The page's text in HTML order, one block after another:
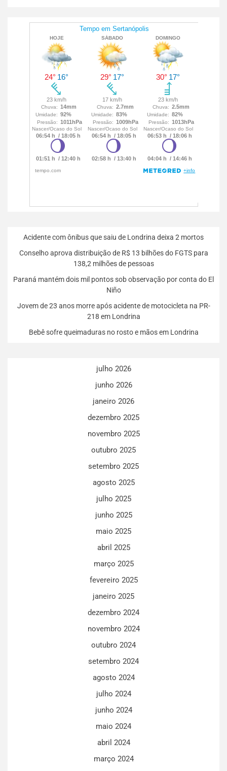
Acidente com ônibus que saiu de Londrina deixa 2 mortos
Conselho aprova distribuição de R$ 13 bilhões do FGTS para
138,2 milhões de pessoas
Paraná mantém dois mil pontos sob observação por conta do El
Niño
Jovem de 23 anos morre após acidente de motocicleta na PR-
218 em Londrina
Bebê sofre queimaduras no rosto e mãos em Londrina
julho 2026
junho 2026
janeiro 2026
dezembro 2025
novembro 2025
outubro 2025
setembro 2025
agosto 2025
julho 2025
junho 2025
maio 2025
abril 2025
março 2025
fevereiro 2025
janeiro 2025
dezembro 2024
novembro 2024
outubro 2024
setembro 2024
agosto 2024
julho 2024
junho 2024
maio 2024
abril 2024
março 2024